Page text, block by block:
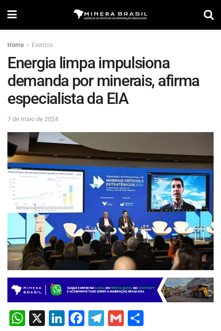
Home Eventos
Energia limpa impulsiona
demanda por minerais, afirma
especialista da EIA
7 de maio de 2024
W X
Li
F
T
G